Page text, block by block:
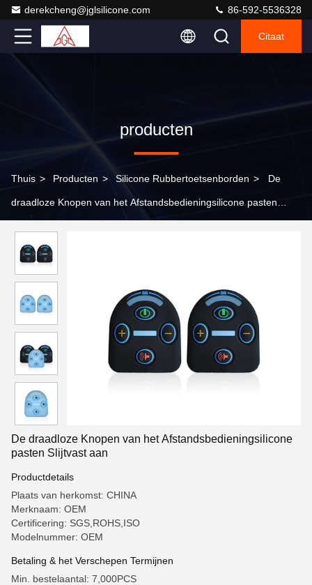
derekcheng@jglsilicone.com 86-592-5536328
Citaat
producten
Thuis > Producten > Silicone Rubbertoetsenborden > De
draadloze Knopen van het Afstandsbedieningsilicone pasten
De draadloze Knopen van het Afstandsbedieningsilicone
pasten Slijtvast aan
Productdetails
Plaats van herkomst: CHINA
Merknaam: OEM
Certificering: SGS,ROHS,ISO
Modelnummer: OEM
Betaling & het Verschepen Termijnen
Min. bestelaantal: 7,000PCS